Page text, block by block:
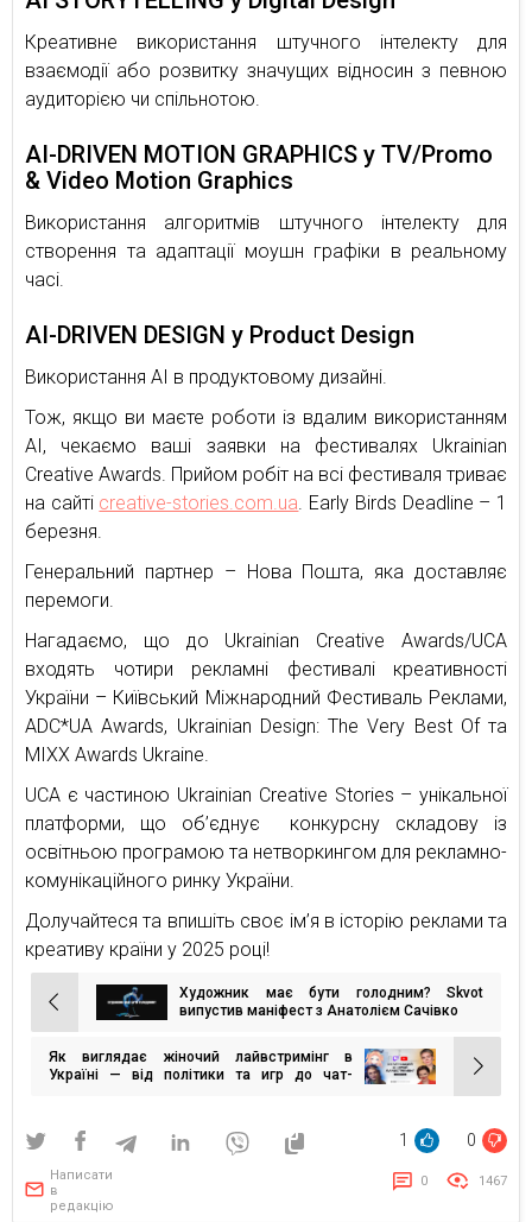
Креативне використання штучного інтелекту для
взаємодії або розвитку значущих відносин з певною
аудиторією чи спільнотою.
AI-DRIVEN MOTION GRAPHICS у TV/Promo
& Video Motion Graphics
Використання алгоритмів штучного інтелекту для
створення та адаптації моушн графіки в реальному
часі.
AI-DRIVEN DESIGN у Product Design
Використання AI в продуктовому дизайні.
Тож, якщо ви маєте роботи із вдалим використанням
АІ, чекаємо ваші заявки на фестивалях Ukrainian
Creative Awards. Прийом робіт на всі фестиваля триває
на сайті creative-stories.com.ua. Early Birds Deadline – 1
березня.
Генеральний партнер – Нова Пошта, яка доставляє
перемоги.
Нагадаємо, що до Ukrainian Creative Awards/UCA
входять чотири рекламні фестивалі креативності
України – Київський Міжнародний Фестиваль Реклами,
ADC*UA Awards, Ukrainian Design: The Very Best Of та
MIXX Awards Ukraine.
UCA є частиною Ukrainian Creative Stories – унікальної
платформи, що об’єднує конкурсну складову із
освітньою програмою та нетворкингом для рекламно-
комунікаційного ринку України.
Долучайтеся та впишіть своє ім’я в історію реклами та
креативу країни у 2025 році!
Навігація
записів
Художник має бути голодним? Skvot
випустив маніфест з Анатолієм Сачівко
Як виглядає жіночий лайвстримінг в
Україні — від політики та игр до чат-
1 0
Написати
в
редакцію
0 1467